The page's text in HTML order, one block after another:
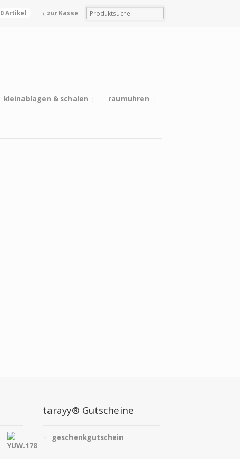
0 Artikel zur Kasse
kleinablagen & schalen raumuhren
tarayy® Gutscheine
geschenkgutschein